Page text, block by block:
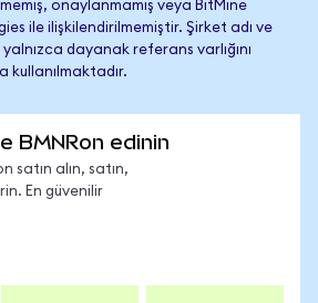
onaylanmamış veya BitMine
ile ilişkilendirilmemiştir. Şirket adı ve
dayanak referans varlığını
kullanılmaktadır.
BMNRon edinin
satın alın, satın,
En güvenilir